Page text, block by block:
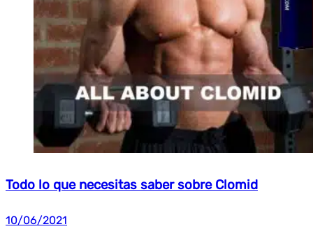
Todo lo que necesitas saber sobre Clomid
10/06/2021